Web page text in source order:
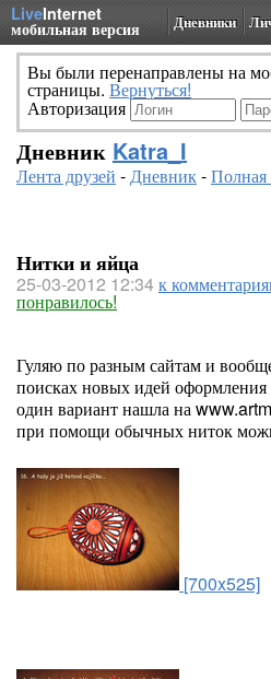
LiveInternet
мобильная версия Дневники
Вы были перенаправлены на
страницы. Вернуться!
Авторизация
Дневник Katra_I
Лента друзей -Дневник-Полная
Нитки и яйца
25-03-2012 12:34к
понравилось!
Гуляю по разным сайтам и
поисках новых идей
один вариант нашла на
при помощи обычных ниток
[700x525]